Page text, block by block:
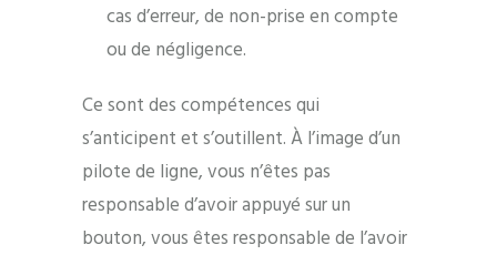
cas d’erreur, de non-prise en compte
ou de négligence.
Ce sont des compétences qui
s’anticipent et s’outillent. À l’image d’un
pilote de ligne, vous n’êtes pas
responsable d’avoir appuyé sur un
bouton, vous êtes responsable de l’avoir